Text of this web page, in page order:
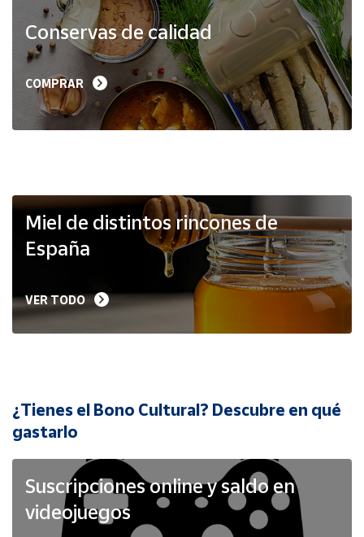
Productos
Solidarios
Ayuda
Vendedores
Mapa de
Hazte
vendedor
Cuenta
Ubicación
Conservas de calidad
COMPRAR
Miel de distintos rincones de
España
VER TODO
¿Tienes el Bono Cultural? Descubre en qué
gastarlo
Suscripciones online y saldo en
videojuegos